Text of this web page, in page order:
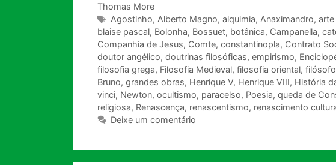
Thomas More
Tags
Agostinho, Alberto Magno, alquimia, Anaximandro, arte
blaise pascal, Bolonha, Bossuet, botânica, Campanella,
Companhia de Jesus, Comte, constantinopla, Contrato
doutor angélico, doutrinas filosóficas, empirismo,
filosofia grega, Filosofia Medieval, filosofia oriental,
Bruno, grandes obras, Henrique V, Henrique VIII, História
vinci, Newton, ocultismo, paracelso, Poesia, queda de
religiosa, Renascença, renascentismo, renascimento
Deixe um comentário